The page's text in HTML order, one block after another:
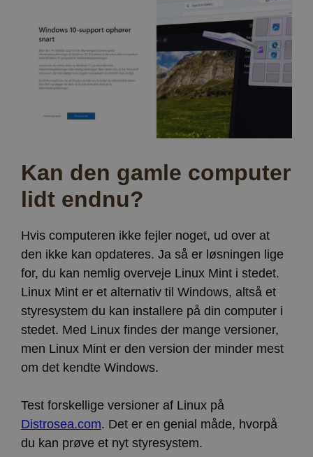
Kan den gamle computer
lidt endnu?
Hvis computeren ikke fejler noget, ud over at
den ikke kan opdateres. Ja så er løsningen lige
for, du kan nemlig overveje Linux Mint i stedet.
Linux Mint er et alternativ til Windows, altså et
styresystem du kan installere på din computer i
stedet. Med Linux findes der mange versioner,
men Linux Mint er den version der minder mest
om det kendte Windows.
Test forskellige versioner af Linux på
Distrosea.com. Det er en genial måde, hvorpå
du kan prøve et nyt styresystem.